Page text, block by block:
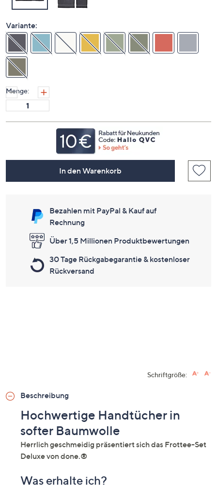
Variante:
Menge:
In den Warenkorb
Bezahlen mit PayPal & Kauf auf
Rechnung
Über 1,5 Millionen Produktbewertungen
30 Tage Rückgabegarantie & kostenloser
Rückversand
Schriftgröße:
Beschreibung
Hochwertige Handtücher in
softer Baumwolle
Herrlich geschmeidig präsentiert sich das Frottee-Set
Deluxe von done.®
Was erhalte ich?